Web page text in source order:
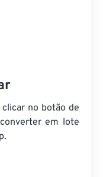
no botão de
em lote